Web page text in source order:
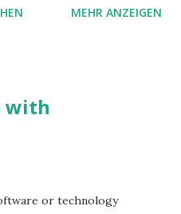
MEHR ANZEIGEN
with
or technology